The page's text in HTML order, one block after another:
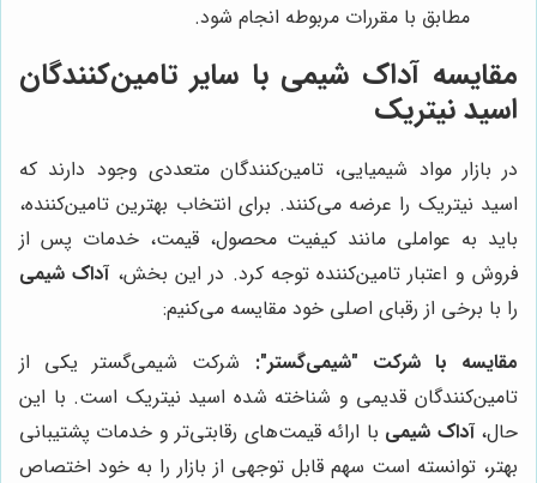
مطابق با مقررات مربوطه انجام شود.
مقایسه آداک شیمی با سایر تامین‌کنندگان
اسید نیتریک
در بازار مواد شیمیایی، تامین‌کنندگان متعددی وجود دارند که
اسید نیتریک را عرضه می‌کنند. برای انتخاب بهترین تامین‌کننده،
باید به عواملی مانند کیفیت محصول، قیمت، خدمات پس از
فروش و اعتبار تامین‌کننده توجه کرد. در این بخش،آداک شیمی
را با برخی از رقبای اصلی خود مقایسه می‌کنیم:
مقایسه با شرکت "شیمی‌گستر": شرکت شیمی‌گستر یکی از
تامین‌کنندگان قدیمی و شناخته شده اسید نیتریک است. با این
حال،آداک شیمی با ارائه قیمت‌های رقابتی‌تر و خدمات پشتیبانی
بهتر، توانسته است سهم قابل توجهی از بازار را به خود اختصاص